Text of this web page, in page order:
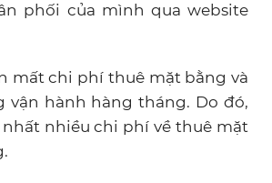
phối của mình qua website
mất chi phí thuê mặt bằng và
hành hàng tháng. Do đó,
nhiều chi phí về thuê mặt